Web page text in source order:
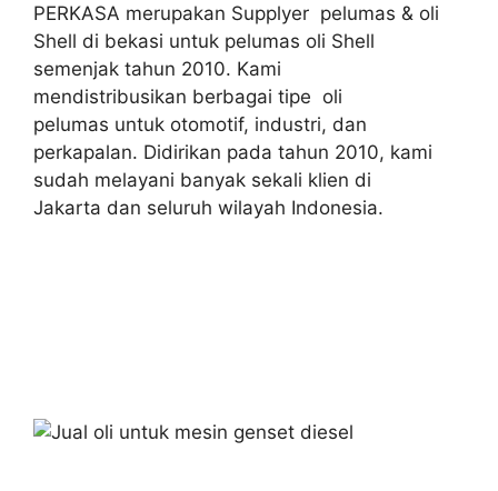
PERKASA merupakan Supplyer pelumas & oli
Shell di bekasi untuk pelumas oli Shell
semenjak tahun 2010. Kami
mendistribusikan berbagai tipe oli
pelumas untuk otomotif, industri, dan
perkapalan. Didirikan pada tahun 2010, kami
sudah melayani banyak sekali klien di
Jakarta dan seluruh wilayah Indonesia.